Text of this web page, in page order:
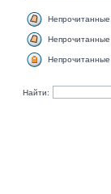
Найти: